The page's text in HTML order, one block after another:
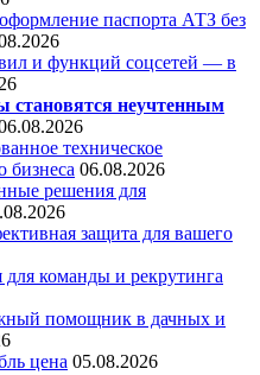
паспорта АТЗ без
и функций соцсетей — в
неучтенным
техническое
бизнеса 06.08.2026
решения для
защита для вашего
команды и рекрутинга
помощник в дачных и
цена 05.08.2026